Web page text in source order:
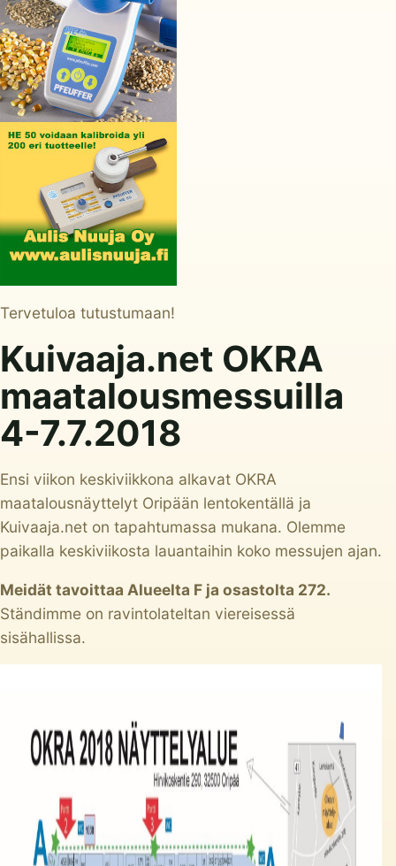
Tervetuloa tutustumaan!
Kuivaaja.net OKRA
maatalousmessuilla
4-7.7.2018
Ensi viikon keskiviikkona alkavat OKRA
maatalousnäyttelyt Oripään lentokentällä ja
Kuivaaja.net on tapahtumassa mukana. Olemme
paikalla keskiviikosta lauantaihin koko messujen ajan.
Meidät tavoittaa Alueelta F ja osastolta 272.
Ständimme on ravintolateltan viereisessä
sisähallissa.